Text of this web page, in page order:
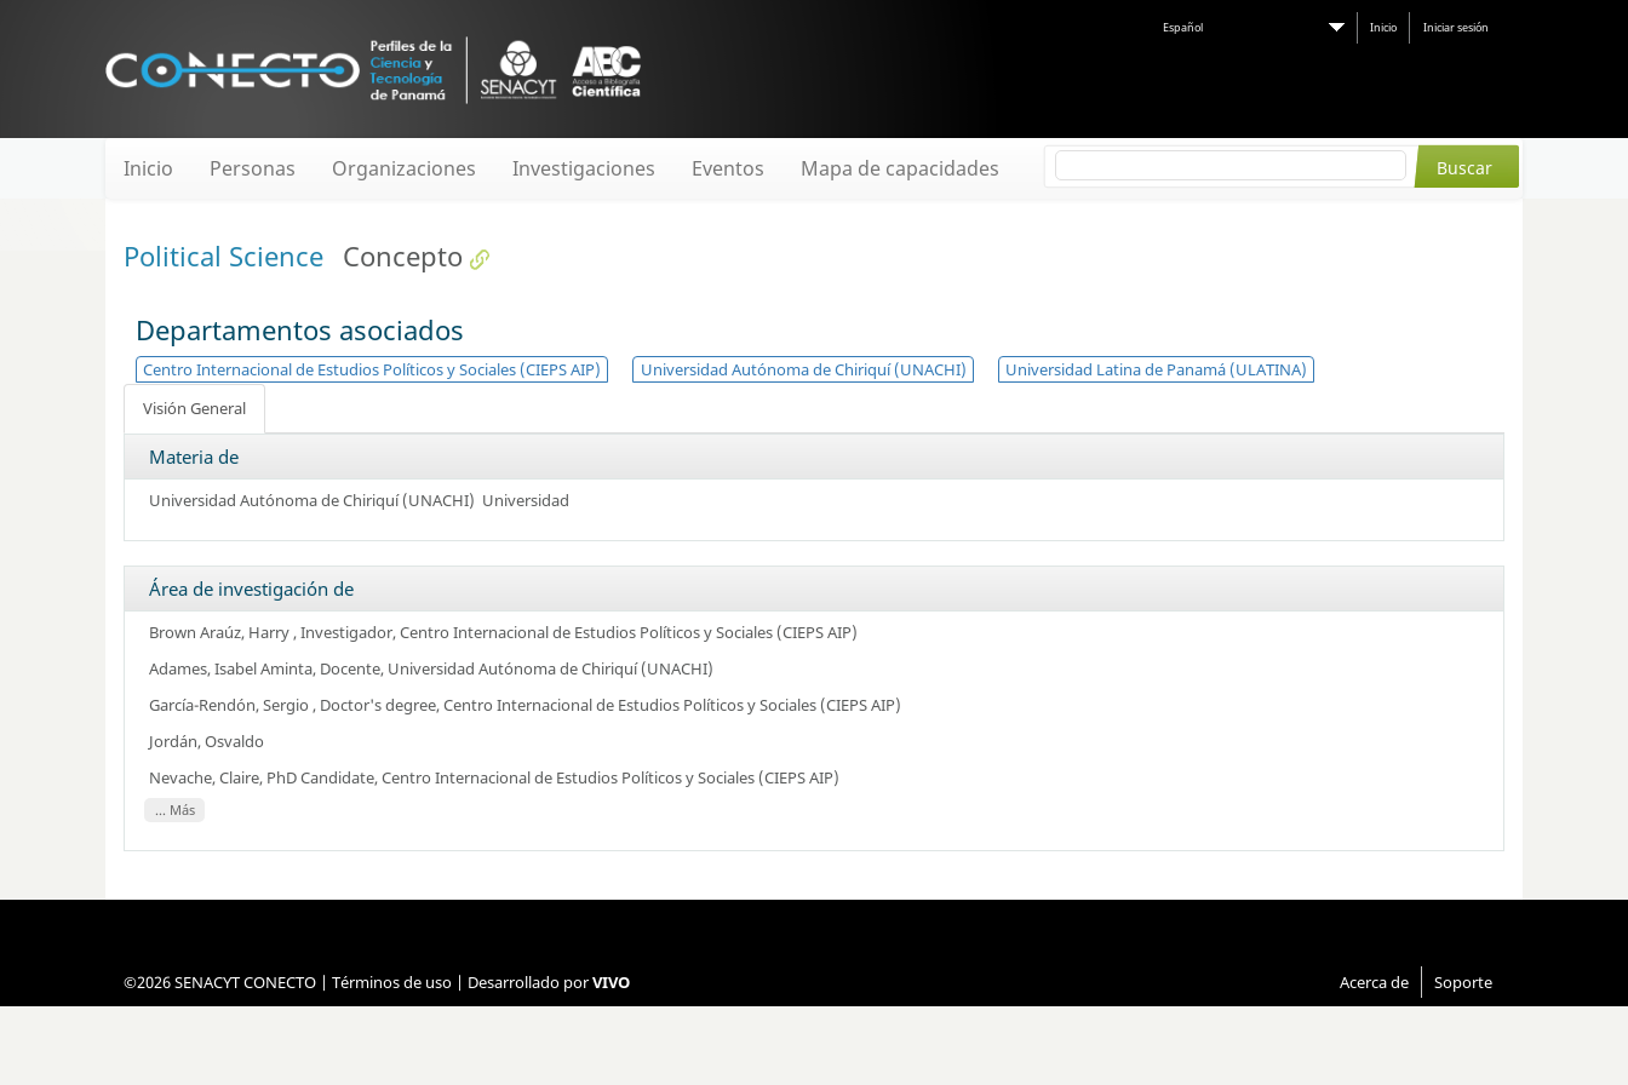
Español Inicio Iniciar sesión
Inicio Personas Organizaciones Investigaciones Eventos Mapa de capacidades
Political Science Concepto
Departamentos asociados
Centro Internacional de Estudios Políticos y Sociales (CIEPS AIP) Universidad Autónoma de Chiriquí (UNACHI)
Universidad Latina de Panamá (ULATINA)
Visión General
Materia de
Universidad Autónoma de Chiriquí (UNACHI) Universidad
Área de investigación de
Brown Araúz, Harry, Investigador,Centro Internacional de Estudios Políticos y Sociales (CIEPS AIP)
Adames, Isabel Aminta, Docente, Universidad Autónoma de Chiriquí (UNACHI)
García-Rendón, Sergio , Doctor's degree,Centro Internacional de Estudios Políticos y Sociales (CIEPS AIP)
Jordán, Osvaldo
Nevache, Claire, PhD Candidate,Centro Internacional de Estudios Políticos y Sociales (CIEPS AIP)
... Más
©2026 SENACYT CONECTO | Términos de uso | Desarrollado porVIVO Acerca de Soporte